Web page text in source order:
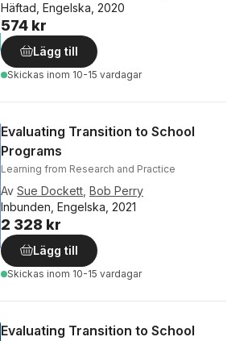
Häftad, Engelska, 2020
574 kr
Lägg till
Skickas inom 10-15 vardagar
Evaluating Transition to School
Programs
Learning from Research and Practice
Av Sue Dockett Bob Perry
Inbunden, Engelska, 2021
2 328 kr
Lägg till
Skickas inom 10-15 vardagar
Evaluating Transition to School